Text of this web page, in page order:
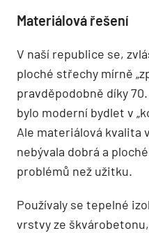
Materiálová řešení
V naší republice se,
ploché střechy mírně
pravděpodobně díky
bylo moderní bydlet v
Ale materiálová kvalita
nebývala dobrá a
problémů než užitku.
Používaly se tepelné
vrstvy ze